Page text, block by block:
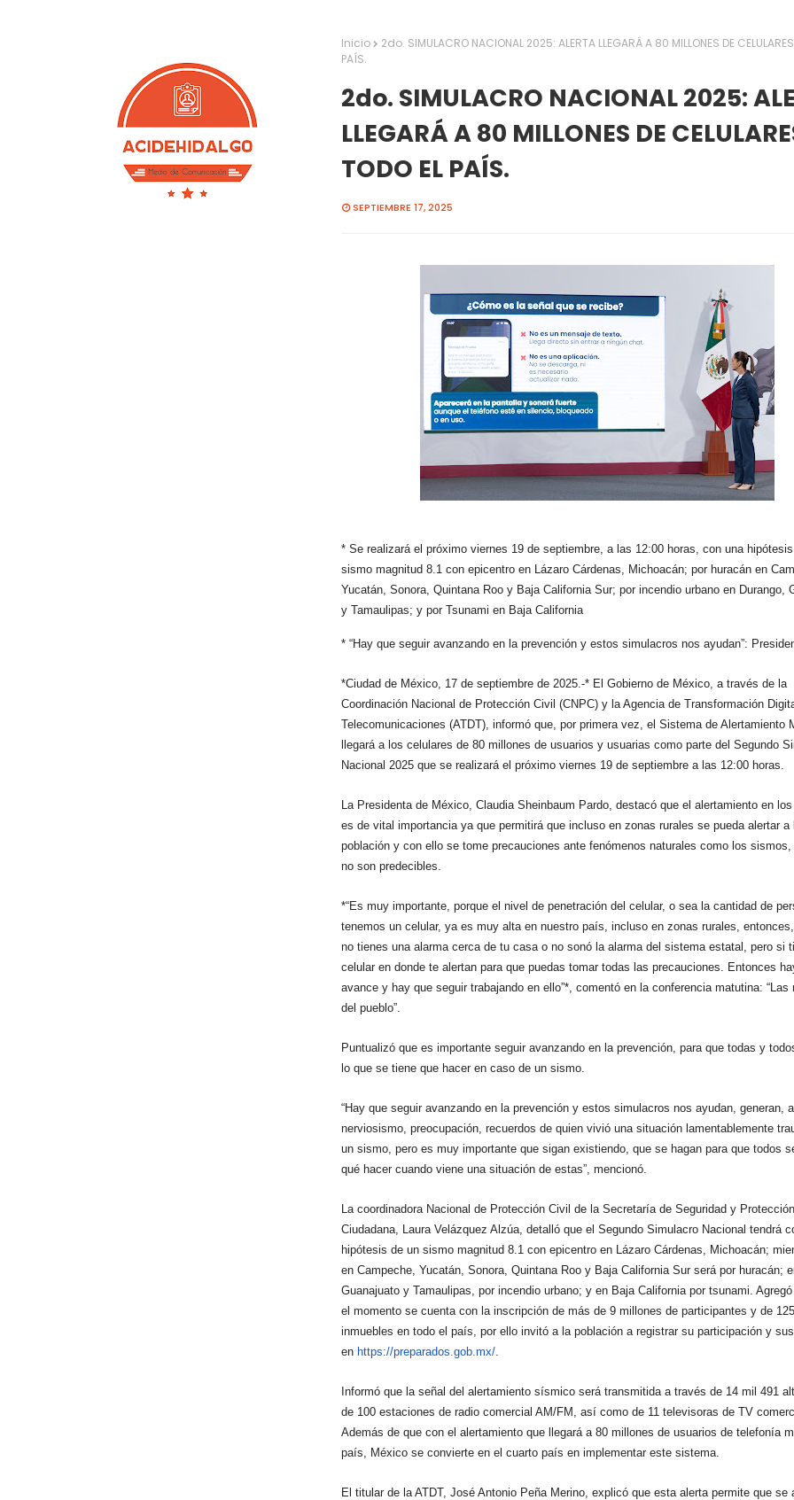
Inicio
2do. SIMULACRO NACIONAL 2025: ALERTA LLEGARÁ A 80 MILLONES DE CELULARES
PAÍS.
2do. SIMULACRO NACIONAL 2025:
LLEGARÁ A 80 MILLONES DE
TODO EL PAÍS.
SEPTIEMBRE 17, 2025
* Se realizará el próximo viernes 19 de septiembre, a las 12:00 horas, con una
sismo magnitud 8.1 con epicentro en Lázaro Cárdenas, Michoacán; por huracán en
Yucatán, Sonora, Quintana Roo y Baja California Sur; por incendio urbano en Durango,
y Tamaulipas; y por Tsunami en Baja California
* “Hay que seguir avanzando en la prevención y estos simulacros nos ayudan”:
*Ciudad de México, 17 de septiembre de 2025.-* El Gobierno de México, a través de la
Coordinación Nacional de Protección Civil (CNPC) y la Agencia de Transformación
Telecomunicaciones (ATDT), informó que, por primera vez, el Sistema de Alertamiento
llegará a los celulares de 80 millones de usuarios y usuarias como parte del Segundo
Nacional 2025 que se realizará el próximo viernes 19 de septiembre a las 12:00 horas.
La Presidenta de México, Claudia Sheinbaum Pardo, destacó que el alertamiento en
es de vital importancia ya que permitirá que incluso en zonas rurales se pueda alertar a
población y con ello se tome precauciones ante fenómenos naturales como los
no son predecibles.
*“Es muy importante, porque el nivel de penetración del celular, o sea la cantidad de
tenemos un celular, ya es muy alta en nuestro país, incluso en zonas rurales,
no tienes una alarma cerca de tu casa o no sonó la alarma del sistema estatal, pero si
celular en donde te alertan para que puedas tomar todas las precauciones. Entonces
avance y hay que seguir trabajando en ello”*, comentó en la conferencia matutina: “Las
del pueblo”.
Puntualizó que es importante seguir avanzando en la prevención, para que todas y
lo que se tiene que hacer en caso de un sismo.
“Hay que seguir avanzando en la prevención y estos simulacros nos ayudan, generan,
nerviosismo, preocupación, recuerdos de quien vivió una situación lamentablemente
un sismo, pero es muy importante que sigan existiendo, que se hagan para que todos
qué hacer cuando viene una situación de estas”, mencionó.
La coordinadora Nacional de Protección Civil de la Secretaría de Seguridad y Protección
Ciudadana, Laura Velázquez Alzúa, detalló que el Segundo Simulacro Nacional tendrá
hipótesis de un sismo magnitud 8.1 con epicentro en Lázaro Cárdenas, Michoacán;
en Campeche, Yucatán, Sonora, Quintana Roo y Baja California Sur será por huracán;
Guanajuato y Tamaulipas, por incendio urbano; y en Baja California por tsunami.
el momento se cuenta con la inscripción de más de 9 millones de participantes y de
inmuebles en todo el país, por ello invitó a la población a registrar su participación y
en https://preparados.gob.mx/.
Informó que la señal del alertamiento sísmico será transmitida a través de 14 mil 491
de 100 estaciones de radio comercial AM/FM, así como de 11 televisoras de TV
Además de que con el alertamiento que llegará a 80 millones de usuarios de telefonía
país, México se convierte en el cuarto país en implementar este sistema.
El titular de la ATDT, José Antonio Peña Merino, explicó que esta alerta permite que se